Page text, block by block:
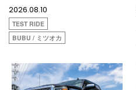
2026.08.10
TEST RIDE
BUBU / ミツオカ